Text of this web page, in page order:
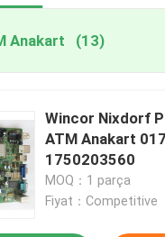
Anakart (13)
Wincor Nixdorf
ATM Anakart
1750203560
MOQ：1 parça
Fiyat：Competitive